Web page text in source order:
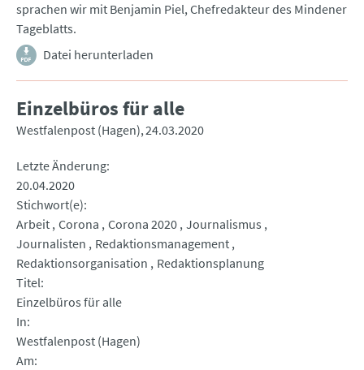
sprachen wir mit Benjamin Piel, Chefredakteur des Mindener
Tageblatts.
Datei herunterladen
Einzelbüros für alle
Westfalenpost (Hagen) 24.03.2020
Letzte Änderung
20.04.2020
Stichwort(e)
Arbeit Corona Corona 2020 Journalismus
Journalisten
Redaktionsmanagement
Redaktionsorganisation
Redaktionsplanung
Titel
Einzelbüros für alle
In
Westfalenpost (Hagen)
Am